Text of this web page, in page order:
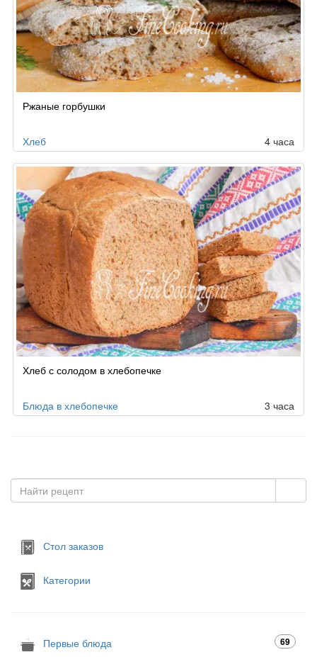
Ржаные горбушки
Хлеб 4 часа
Хлеб с солодом в хлебопечке
Блюда в хлебопечке 3 часа
Стол заказов
Категории
Первые блюда 69